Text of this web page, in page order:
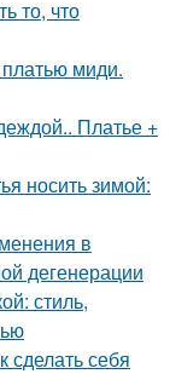
то, что
миди.
Платье +
носить зимой:
в
дегенерации
стиль,
сделать себя